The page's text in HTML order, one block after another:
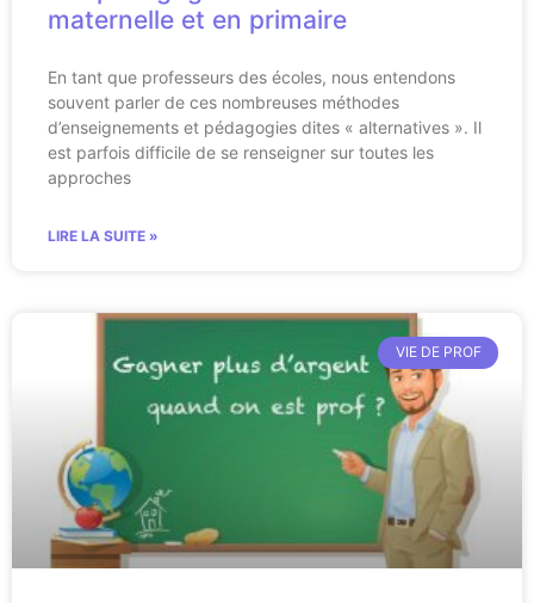
maternelle et en primaire
En tant que professeurs des écoles, nous entendons
souvent parler de ces nombreuses méthodes
d’enseignements et pédagogies dites « alternatives ». Il
est parfois difficile de se renseigner sur toutes les
approches
LIRE LA SUITE »
VIE DE PROF